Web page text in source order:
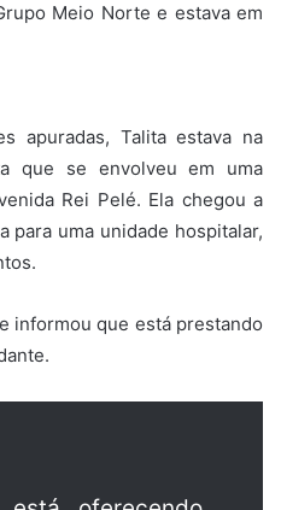
Meio Norte e estava em
apuradas, Talita estava na
que se envolveu em uma
Rei Pelé. Ela chegou a
para uma unidade hospitalar,
informou que está prestando